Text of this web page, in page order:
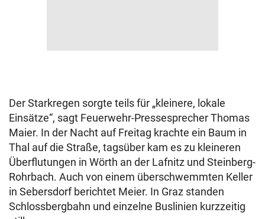
Der Starkregen sorgte teils für „kleinere, lokale
Einsätze“, sagt Feuerwehr-Pressesprecher Thomas
Maier. In der Nacht auf Freitag krachte ein Baum in
Thal auf die Straße, tagsüber kam es zu kleineren
Überflutungen in Wörth an der Lafnitz und Steinberg-
Rohrbach. Auch von einem überschwemmten Keller
in Sebersdorf berichtet Meier. In Graz standen
Schlossbergbahn und einzelne Buslinien kurzzeitig